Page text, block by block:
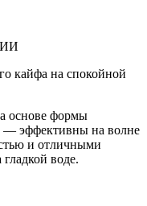
кайфа на спокойной
основе формы
— эффективны на волне
и отличными
воде.